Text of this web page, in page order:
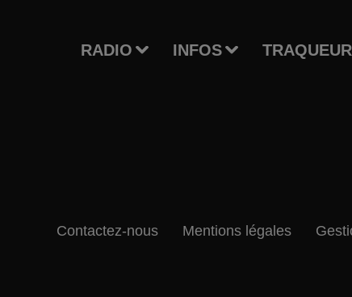
RADIO INFOS
Contactez-nous Mentions légales